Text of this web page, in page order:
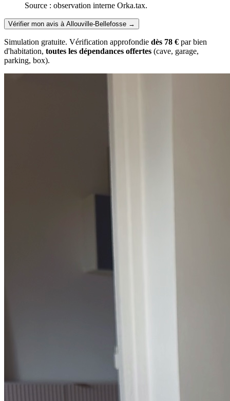
Source : observation interne Orka.tax.
Vérifier mon avis à Allouville-Bellefosse →
Simulation gratuite. Vérification approfondie dès 78 € par bien
d'habitation, toutes les dépendances offertes (cave, garage,
parking, box).